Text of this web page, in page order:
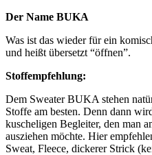
Der Name BUKA
Was ist das wieder für ein
und heißt übersetzt “öffnen”.
Stoffempfehlung:
Dem Sweater BUKA stehen
Stoffe am besten. Denn dann
kuscheligen Begleiter, den man
ausziehen möchte. Hier
Sweat, Fleece, dickerer Strick